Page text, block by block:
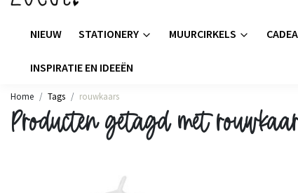
NIEUW STATIONERY MUURCIRKELS
INSPIRATIE EN IDEEËN
Home Tags rouwkaars
Producten getagd met